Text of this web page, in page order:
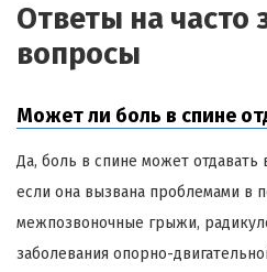
Ответы на часто
вопросы
Может ли боль в спине
Да, боль в спине может отдавать
если она вызвана проблемами в
межпозвоночные грыжи,
заболевания опорно-